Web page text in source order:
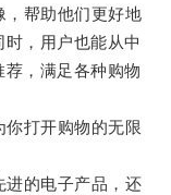
帮助他们更好地
，用户也能从中
，满足各种购物
打开购物的无限
的电子产品，还